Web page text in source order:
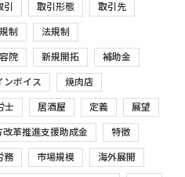
引 取引形態 取引先
制 法規制
院 新規開拓 補助金
ンボイス 焼肉店
士 居酒屋 定義 展望
改革推進支援助成金 特徴
務 市場規模 海外展開